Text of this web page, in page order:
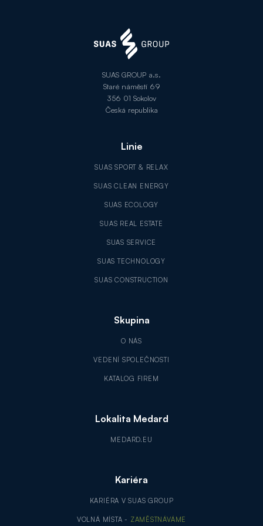
SUAS GROUP a.s.
Staré náměstí 69
356 01 Sokolov
Česká republika
Linie
SUAS SPORT & RELAX
SUAS CLEAN ENERGY
SUAS ECOLOGY
SUAS REAL ESTATE
SUAS SERVICE
SUAS TECHNOLOGY
SUAS CONSTRUCTION
Skupina
O NÁS
VEDENÍ SPOLEČNOSTI
KATALOG FIREM
Lokalita Medard
MEDARD.EU
Kariéra
KARIÉRA V SUAS GROUP
VOLNÁ MÍSTA - ZAMĚSTNÁVÁME